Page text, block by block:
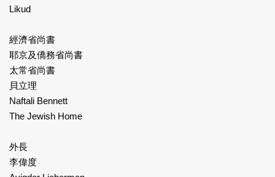
Likud
經濟省尚書
耶京及僑務省尚書
太常省尚書
貝立理
Naftali Bennett
The Jewish Home
外長
李偉度